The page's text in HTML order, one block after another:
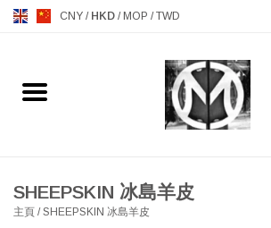
CNY / HKD / MOP /TWD
主頁
MANKS ANTIQUES 古董
SHEEPSKIN 冰島羊皮
主頁 /SHEEPSKIN 冰島羊皮